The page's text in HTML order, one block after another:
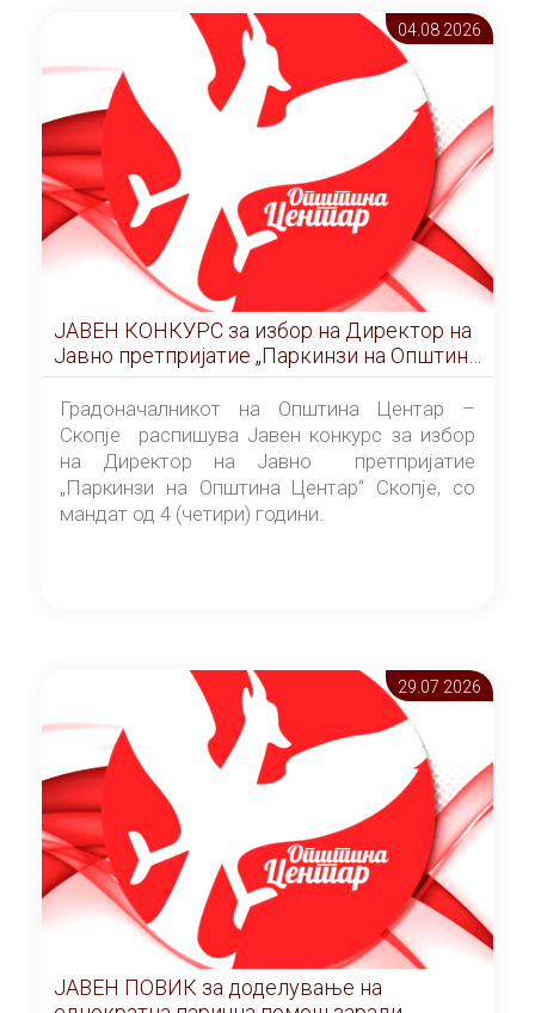
Скопје” број 9/2026), за времетраење од 3
(три) години од денот на потпишувањето на
Договорот за закуп со најповолниот
понудувач.
04.08 2026
ЈАВЕН КОНКУРС за избор на Директор на
Јавно претпријатие „Паркинзи на Општина
Центар“ – Скопје
Градоначалникот на Општина Центар –
Скопје распишува Јавен конкурс за избор
на Директор на Јавно претпријатие
„Паркинзи на Општина Центар“ Скопје, со
мандат од 4 (четири) години.
29.07 2026
ЈАВЕН ПОВИК за доделување на